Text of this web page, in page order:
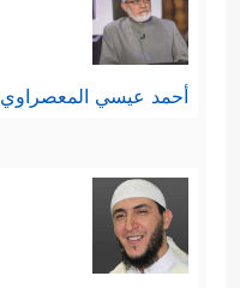
أحمد عيسي المعصراوي